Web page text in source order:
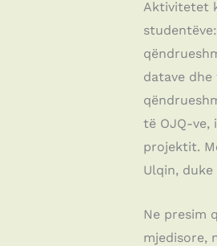
Aktivitetet
datave
të OJQ-ve,
projektit.
Ulqin,
Ne presim
mjedisore,